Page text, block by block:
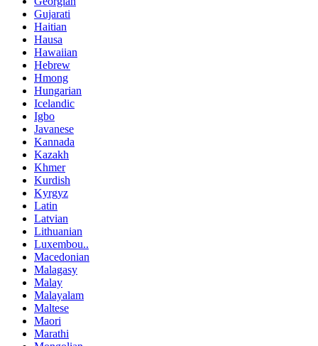
Gujarati
Haitian
Hausa
Hawaiian
Hebrew
Hmong
Hungarian
Icelandic
Igbo
Javanese
Kannada
Kazakh
Khmer
Kurdish
Kyrgyz
Latin
Latvian
Lithuanian
Luxembou..
Macedonian
Malagasy
Malay
Malayalam
Maltese
Maori
Marathi